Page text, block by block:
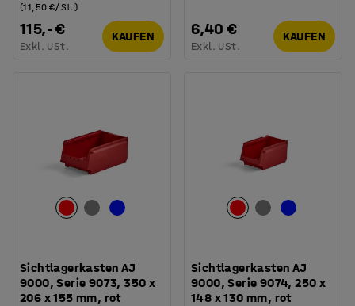
115,- €
(11,50 €/St.)
Exkl. USt.
KAUFEN 6,40 €
Exkl. USt.
KAUFEN
Sichtlagerkasten AJ
9000, Serie 9073, 350 x
206 x 155 mm, rot
Sichtlagerkasten AJ
9000, Serie 9074, 250 x
148 x 130 mm, rot